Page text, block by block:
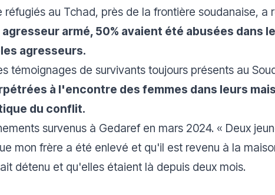
au Tchad, près de la frontière soudanaise, a
armé, 50% avaient été abusées dans
agresseurs.
témoignages de survivants toujours présents au
à l'encontre des femmes dans leurs
du conflit.
survenus à Gedaref en mars 2024. « Deux
mon frère a été enlevé et qu'il est revenu à la
détenu et qu'elles étaient là depuis deux mois.